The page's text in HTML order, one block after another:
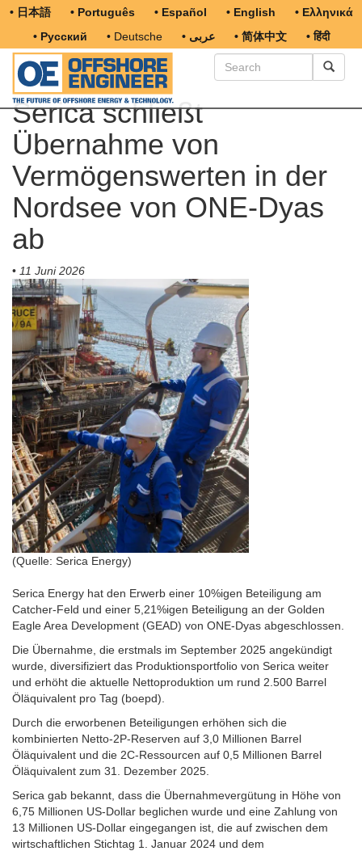
• 日本語 • Português • Español • English
• Ελληνικά
• Русский
• Deutsche • عربى • 简体中文 • हिंदी
Serica schließt
Übernahme von
Vermögenswerten in der
Nordsee von ONE-Dyas
ab
• 11 Juni 2026
(Quelle: Serica Energy)
Serica Energy hat den Erwerb einer 10%igen Beteiligung am
Catcher-Feld und einer 5,21%igen Beteiligung an der Golden
Eagle Area Development (GEAD) von ONE-Dyas abgeschlossen.
Die Übernahme, die erstmals im September 2025 angekündigt
wurde, diversifiziert das Produktionsportfolio von Serica weiter
und erhöht die aktuelle Nettoproduktion um rund 2.500 Barrel
Öläquivalent pro Tag (boepd).
Durch die erworbenen Beteiligungen erhöhen sich die
kombinierten Netto-2P-Reserven auf 3,0 Millionen Barrel
Öläquivalent und die 2C-Ressourcen auf 0,5 Millionen Barrel
Öläquivalent zum 31. Dezember 2025.
Serica gab bekannt, dass die Übernahmevergütung in Höhe von
6,75 Millionen US-Dollar beglichen wurde und eine Zahlung von
13 Millionen US-Dollar eingegangen ist, die auf zwischen dem
wirtschaftlichen Stichtag 1. Januar 2024 und dem